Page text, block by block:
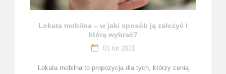
Lokata mobilna – w jaki sposób ją założyć i
którą wybrać?
01 lut 2021
Lokata mobilna to propozycja dla tych, którzy cenią